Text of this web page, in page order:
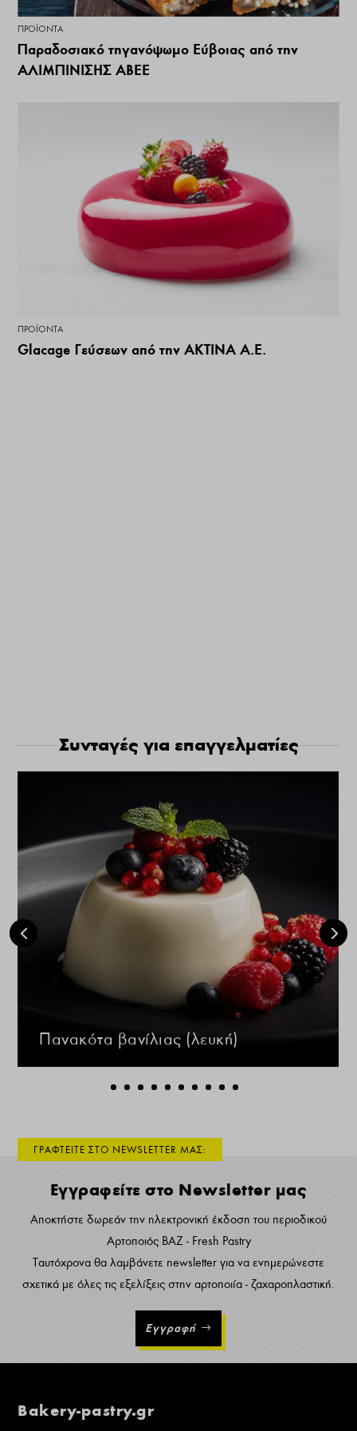
ΠΡΟΪΌΝΤΑ
Παραδοσιακό τηγανόψωμο Εύβοιας από την
ΑΛΙΜΠΙΝΙΣΗΣ ΑΒΕΕ
ΠΡΟΪΌΝΤΑ
Glacage Γεύσεων από την ΑΚΤΙΝΑ Α.Ε.
Συνταγές για επαγγελματίες
Πανακότα βανίλιας (λευκή)
ΓΡΑΦΤΕΙΤΕ ΣΤΟ NEWSLETTER ΜΑΣ:
Εγγραφείτε στο Newsletter μας
Αποκτήστε δωρεάν την ηλεκτρονική έκδοση του περιοδικού
Αρτοποιός ΒΑΖ - Fresh Pastry
Ταυτόχρονα θα λαμβάνετε newsletter για να ενημερώνεστε
σχετικά με όλες τις εξελίξεις στην αρτοποιία - ζαχαροπλαστική.
Εγγραφή
Bakery-pastry.gr